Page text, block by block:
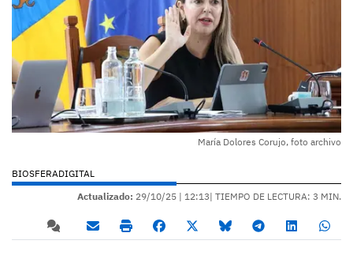
María Dolores Corujo, foto archivo
BIOSFERADIGITAL
Actualizado: 29/10/25 | 12:13| TIEMPO DE LECTURA: 3 MIN.